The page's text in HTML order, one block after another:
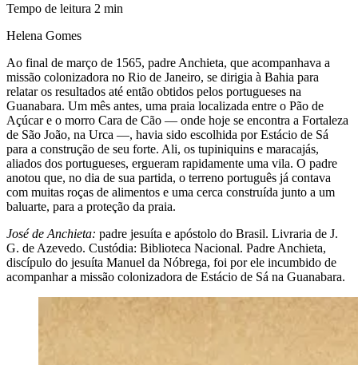
Tempo de leitura 2 min
Helena Gomes
Ao final de março de 1565, padre Anchieta, que acompanhava a
missão colonizadora no Rio de Janeiro, se dirigia à Bahia para
relatar os resultados até então obtidos pelos portugueses na
Guanabara. Um mês antes, uma praia localizada entre o Pão de
Açúcar e o morro Cara de Cão — onde hoje se encontra a Fortaleza
de São João, na Urca —, havia sido escolhida por Estácio de Sá
para a construção de seu forte. Ali, os tupiniquins e maracajás,
aliados dos portugueses, ergueram rapidamente uma vila. O padre
anotou que, no dia de sua partida, o terreno português já contava
com muitas roças de alimentos e uma cerca construída junto a um
baluarte, para a proteção da praia.
José de Anchieta: padre jesuíta e apóstolo do Brasil. Livraria de J.
G. de Azevedo. Custódia: Biblioteca Nacional. Padre Anchieta,
discípulo do jesuíta Manuel da Nóbrega, foi por ele incumbido de
acompanhar a missão colonizadora de Estácio de Sá na Guanabara.